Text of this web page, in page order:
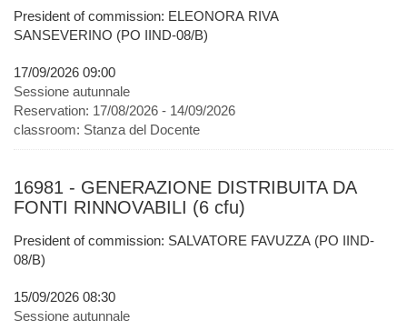
President of commission: ELEONORA RIVA
SANSEVERINO (PO IIND-08/B)
17/09/2026 09:00
Sessione autunnale
Reservation: 17/08/2026 - 14/09/2026
classroom: Stanza del Docente
16981 - GENERAZIONE DISTRIBUITA DA
FONTI RINNOVABILI (6 cfu)
President of commission: SALVATORE FAVUZZA (PO IIND-
08/B)
15/09/2026 08:30
Sessione autunnale